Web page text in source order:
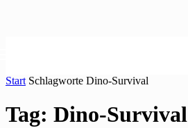
Start Schlagworte Dino-Survival
Tag: Dino-Survival